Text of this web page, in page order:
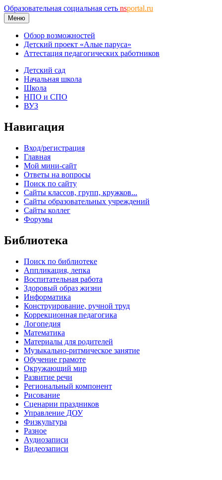
Образовательная социальная сеть nsportal.ru
Меню
Обзор возможностей
Детский проект «Алые паруса»
Аттестация педагогических работников
Детский сад
Начальная школа
Школа
НПО и СПО
ВУЗ
Навигация
Вход/регистрация
Главная
Мой мини-сайт
Ответы на вопросы
Поиск по сайту
Сайты классов, групп, кружков...
Сайты образовательных учреждений
Сайты коллег
Форумы
Библиотека
Поиск по библиотеке
Аппликация, лепка
Воспитательная работа
Здоровый образ жизни
Информатика
Конструирование, ручной труд
Коррекционная педагогика
Логопедия
Математика
Материалы для родителей
Музыкально-ритмическое занятие
Обучение грамоте
Окружающий мир
Развитие речи
Региональный компонент
Рисование
Сценарии праздников
Управление ДОУ
Физкультура
Разное
Аудиозаписи
Видеозаписи